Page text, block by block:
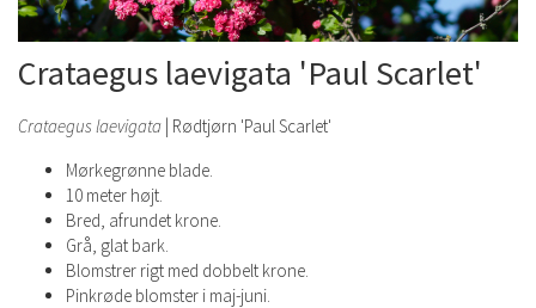
Crataegus laevigata 'Paul Scarlet'
Crataegus laevigata | Rødtjørn 'Paul Scarlet'
Mørkegrønne blade.
10 meter højt.
Bred, afrundet krone.
Grå, glat bark.
Blomstrer rigt med dobbelt krone.
Pinkrøde blomster i maj-juni.